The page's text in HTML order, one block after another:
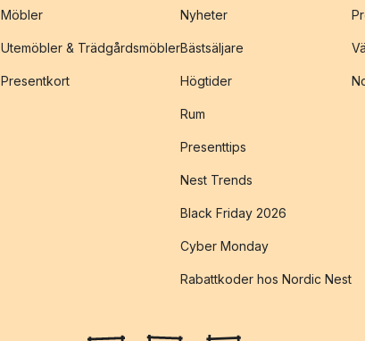
Möbler
Utemöbler & Trädgårdsmöbler
Presentkort
Nyheter
Bästsäljare
Högtider
Rum
Presenttips
Nest Trends
Black Friday 2026
Cyber Monday
Rabattkoder hos Nordic Nest